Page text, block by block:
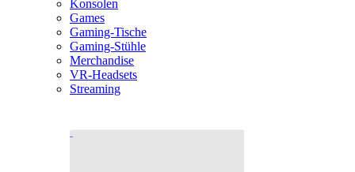
Konsolen
Games
Gaming-Tische
Gaming-Stühle
Merchandise
VR-Headsets
Streaming